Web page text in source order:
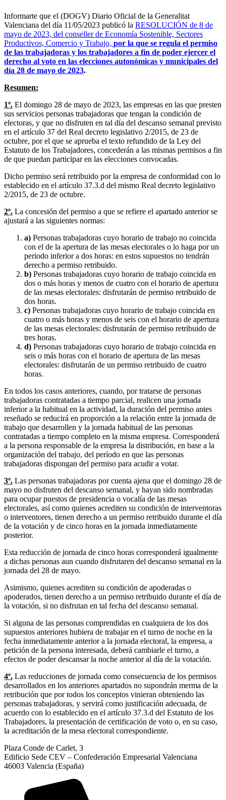
Informarte que el (DOGV) Diario Oficial de la Generalitat
Valenciana del día 11/05/2023 publicó la RESOLUCIÓN de 8 de
mayo de 2023, del conseller de Economía Sostenible, Sectores
Productivos, Comercio y Trabajo, por la que se regula el permiso
de las trabajadoras y los trabajadores a fin de poder ejercer el
derecho al voto en las elecciones autonómicas y municipales del
día 28 de mayo de 2023.
Resumen:
1º. El domingo 28 de mayo de 2023, las empresas en las que presten
sus servicios personas trabajadoras que tengan la condición de
electoras, y que no disfruten en tal día del descanso semanal previsto
en el artículo 37 del Real decreto legislativo 2/2015, de 23 de
octubre, por el que se aprueba el texto refundido de la Ley del
Estatuto de los Trabajadores, concederán a las mismas permisos a fin
de que puedan participar en las elecciones convocadas.
Dicho permiso será retribuido por la empresa de conformidad con lo
establecido en el artículo 37.3.d del mismo Real decreto legislativo
2/2015, de 23 de octubre.
2º. La concesión del permiso a que se refiere el apartado anterior se
ajustará a las siguientes normas:
a) Personas trabajadoras cuyo horario de trabajo no coincida
con el de la apertura de las mesas electorales o lo haga por un
periodo inferior a dos horas: en estos supuestos no tendrán
derecho a permiso retribuido.
b) Personas trabajadoras cuyo horario de trabajo coincida en
dos o más horas y menos de cuatro con el horario de apertura
de las mesas electorales: disfrutarán de permiso retribuido de
dos horas.
c) Personas trabajadoras cuyo horario de trabajo coincida en
cuatro o más horas y menos de seis con el horario de apertura
de las mesas electorales: disfrutarán de permiso retribuido de
tres horas.
d) Personas trabajadoras cuyo horario de trabajo coincida en
seis o más horas con el horario de apertura de las mesas
electorales: disfrutarán de un permiso retribuido de cuatro
horas.
En todos los casos anteriores, cuando, por tratarse de personas
trabajadoras contratadas a tiempo parcial, realicen una jornada
inferior a la habitual en la actividad, la duración del permiso antes
reseñado se reducirá en proporción a la relación entre la jornada de
trabajo que desarrollen y la jornada habitual de las personas
contratadas a tiempo completo en la misma empresa. Corresponderá
a la persona responsable de la empresa la distribución, en base a la
organización del trabajo, del período en que las personas
trabajadoras dispongan del permiso para acudir a votar.
3º. Las personas trabajadoras por cuenta ajena que el domingo 28 de
mayo no disfruten del descanso semanal, y hayan sido nombradas
para ocupar puestos de presidencia o vocalía de las mesas
electorales, así como quienes acrediten su condición de interventoras
o interventores, tienen derecho a un permiso retribuido durante el día
de la votación y de cinco horas en la jornada inmediatamente
posterior.
Esta reducción de jornada de cinco horas corresponderá igualmente
a dichas personas aun cuando disfrutaren del descanso semanal en la
jornada del 28 de mayo.
Asimismo, quienes acrediten su condición de apoderadas o
apoderados, tienen derecho a un permiso retribuido durante el día de
la votación, si no disfrutan en tal fecha del descanso semanal.
Si alguna de las personas comprendidas en cualquiera de los dos
supuestos anteriores hubiera de trabajar en el turno de noche en la
fecha inmediatamente anterior a la jornada electoral, la empresa, a
petición de la persona interesada, deberá cambiarle el turno, a
efectos de poder descansar la noche anterior al día de la votación.
4º. Las reducciones de jornada como consecuencia de los permisos
desarrollados en los anteriores apartados no supondrán merma de la
retribución que por todos los conceptos vinieran obteniendo las
personas trabajadoras, y servirá como justificación adecuada, de
acuerdo con lo establecido en el artículo 37.3.d del Estatuto de los
Trabajadores, la presentación de certificación de voto o, en su caso,
la acreditación de la mesa electoral correspondiente.
Plaza Conde de Carlet, 3
Edificio Sede CEV – Confederación Empresarial Valenciana
46003 Valencia (España)